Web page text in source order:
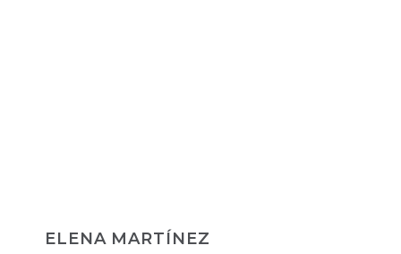
ELENA MARTÍNEZ